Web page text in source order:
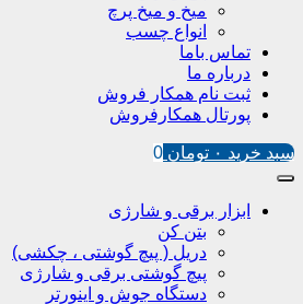
میخ و میخ پرچ
انواع چسب
تماس باما
درباره ما
ثبت نام همکار فروش
پورتال همکارفروش
سبد خرید ۰ تومان 0
ابزار برقی و شارژی
بتن کن
دریل ( پیچ گوشتی ، چکشی)
پیچ گوشتی برقی و شارژی
دستگاه جوش و اینورتر